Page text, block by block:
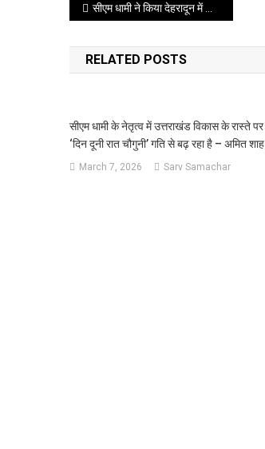
Post
navigation
सीएम धामी ने किया देहरादून में भारी बारिश के बाद हुए नुकसान का स्थलीय निरीक्षण
RELATED POSTS
सीएम धामी के नेतृत्व में उत्तराखंड विकास के रास्ते पर
‘दिन दूनी रात चौगुनी’ गति से बढ़ रहा है – अमित शाह
March 7, 2026 Sarv Samachar